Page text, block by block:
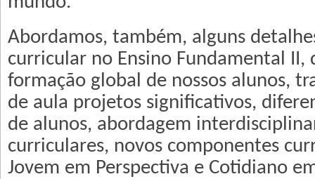
Abordamos, também, alguns
curricular no Ensino Fundamental
formação global de nossos alunos,
de aula projetos significativos,
de alunos, abordagem
curriculares, novos componentes
Jovem em Perspectiva e Cotidiano